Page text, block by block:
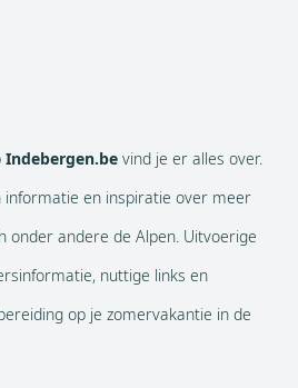
Indebergen.be vind je er alles over.
informatie en inspiratie over meer
onder andere de Alpen. Uitvoerige
nuttige links en
op je zomervakantie in de